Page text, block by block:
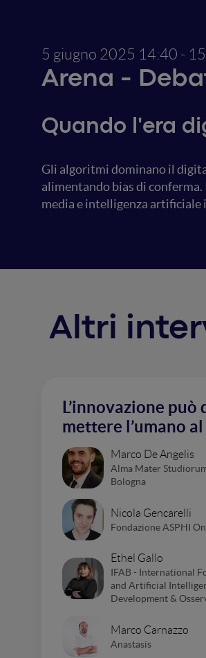
5 giugno 2025 14:40 -
Arena -
Quando l'era
Gli algoritmi dominano il
alimentando bias di
media e intelligenza
Altri
L’innovazione può
mettere l’umano
Marco De Angelis
Alma Mater
Bologna
Nicola Gencarelli
Fondazione ASPHI
Ethel Gallo
IFAB - International
and Artificial
Development &
Marco Carnazzo
Anastasis